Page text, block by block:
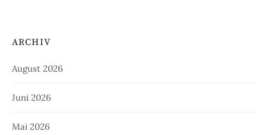
ARCHIV
August 2026
Juni 2026
Mai 2026